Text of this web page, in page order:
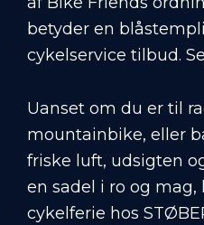
betyder en
cykelservice tilbud.
Uanset om du er til
mountainbike, eller
friske luft, udsigten
en sadel i ro og
cykelferie hos